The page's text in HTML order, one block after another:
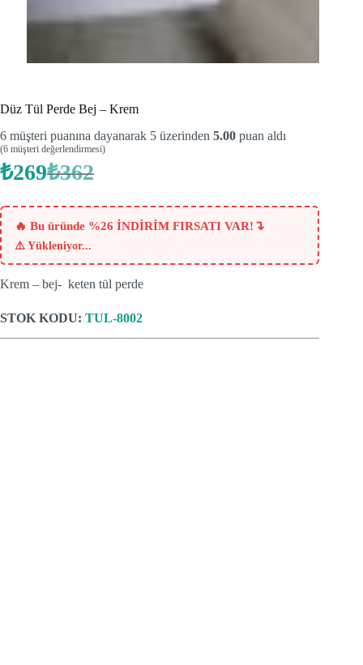
Düz Tül Perde Bej – Krem
6 müşteri puanına dayanarak 5 üzerinden 5.00 puan aldı
(6 müşteri değerlendirmesi)
₺362
Orijinal
₺362.
₺269Şu
fiyat:
₺269.
🔥 Bu üründe %26 İNDİRİM FIRSATI VAR! ↴
⚠️ Yükleniyor...
Krem – bej- keten tül perde
STOK KODU: TUL-8002